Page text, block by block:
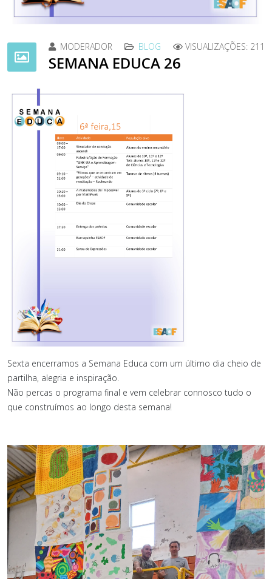
MODERADOR BLOG VISUALIZAÇÕES: 211
SEMANA EDUCA 26
Sexta encerramos a Semana Educa com um último dia cheio de
partilha, alegria e inspiração.
Não percas o programa final e vem celebrar connosco tudo o
que construímos ao longo desta semana!